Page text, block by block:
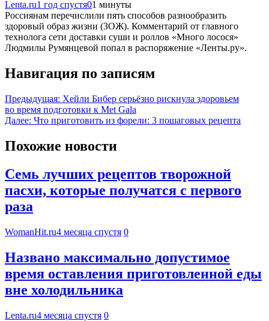
Lenta.ru1 год спустя01 минуты
Россиянам перечислили пять способов разнообразить
здоровый образ жизни (ЗОЖ). Комментарий от главного
технолога сети доставки суши и роллов «Много лосося»
Людмилы Румянцевой попал в распоряжение «Ленты.ру».
Навигация по записям
Предыдущая: Хейли Бибер серьёзно рискнула здоровьем
во время подготовки к Met Gala
Далее: Что приготовить из форели: 3 пошаговых рецепта
Похожие новости
Семь лучших рецептов творожной
пасхи, которые получатся с первого
раза
WomanHit.ru4 месяца спустя 0
Названо максимально допустимое
время оставления приготовленной еды
вне холодильника
Lenta.ru4 месяца спустя 0